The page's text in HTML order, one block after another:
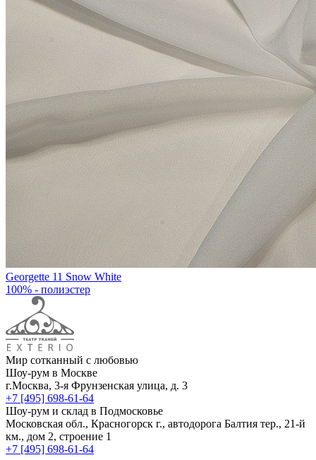
Georgette 11 Snow White
100% - полиэстер
Мир сотканный с любовью
Шоу-рум в Москве
г.Москва, 3-я Фрунзенская улица, д. 3
+7 [495] 698-61-64
Шоу-рум и склад в Подмосковье
Московская обл., Красногорск г., автодорога Балтия тер., 21-й
км., дом 2, строение 1
+7 [495] 698-61-64